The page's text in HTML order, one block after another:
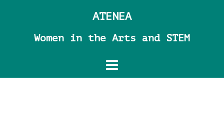
ATENEA
Women in the Arts and STEM